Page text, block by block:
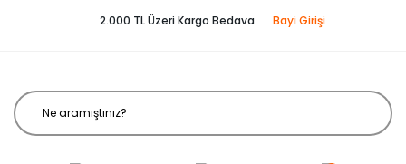
2.000 TL Üzeri Kargo Bedava Bayi Girişi